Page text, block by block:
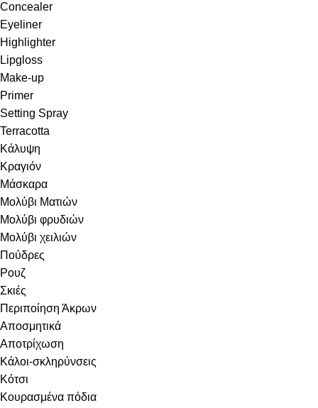
Concealer
Eyeliner
Highlighter
Lipgloss
Make-up
Primer
Setting Spray
Terracotta
Κάλυψη
Κραγιόν
Μάσκαρα
Μολύβι Ματιών
Μολύβι φρυδιών
Μολύβι χειλιών
Πούδρες
Ρουζ
Σκιές
Περιποίηση Άκρων
Αποσμητικά
Αποτρίχωση
Κάλοι-σκληρύνσεις
Κότσι
Κουρασμένα πόδια